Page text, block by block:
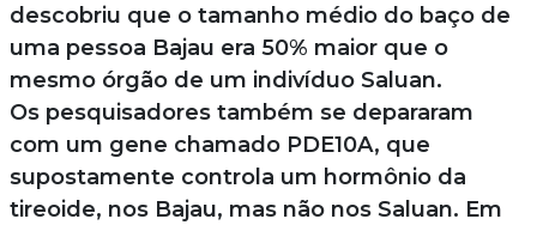
descobriu que o tamanho médio do baço de
uma pessoa Bajau era 50% maior que o
mesmo órgão de um indivíduo Saluan.
Os pesquisadores também se depararam
com um gene chamado PDE10A, que
supostamente controla um hormônio da
tireoide, nos Bajau, mas não nos Saluan. Em